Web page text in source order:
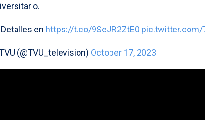
en https://t.co/9SeJR2ZtE0 pic.twitter.com/
(@TVU_television) October 17, 2023